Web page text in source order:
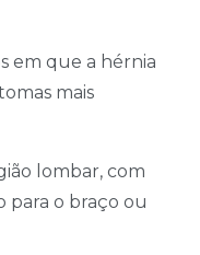
em que a hérnia
mais
lombar, com
para o braço ou